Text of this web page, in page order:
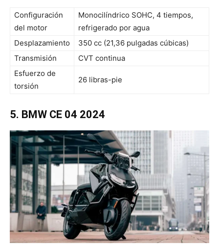
Configuración
del motor
Monocilíndrico SOHC, 4 tiempos,
refrigerado por agua
Desplazamiento
350 cc (21,36 pulgadas cúbicas)
Transmisión
CVT continua
Esfuerzo de
torsión
26 libras-pie
5. BMW CE 04 2024